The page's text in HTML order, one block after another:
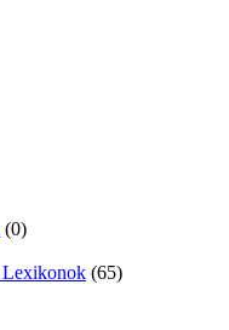
(0)
Lexikonok (65)